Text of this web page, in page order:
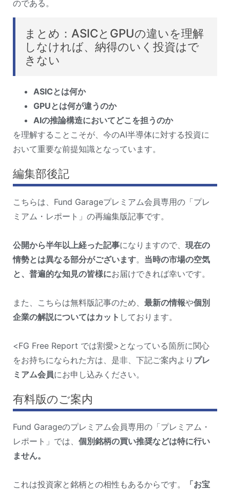
のである。
まとめ：ASICとGPUの違いを理解
しなければ、納得のいく投資はで
きない
ASICとは何か
GPUとは何が違うのか
AIの推論構造においてどこを担うのか
を理解することこそが、今のAI半導体に対する投資に
おいて重要な前提知識となっています。
編集部後記
こちらは、Fund Garageプレミアム会員専用の「プレ
ミアム・レポート」の再編集版記事です。
公開から半年以上経った記事になりますので、 現在の
情勢とは異なる部分がございます。 当時の市場の空気
と、普遍的な知見の皆様にお届けできれば幸いです。
また、こちらは無料版記事のため、 最新の情報や個別
企業の解説についてはカット しております。
<FG Free Report では割愛>となっている箇所に関心
をお持ちになられた方は、是非、下記ご案内より プレ
ミアム会員にお申し込みください。
有料版のご案内
Fund Garageのプレミアム会員専用の「プレミアム・
レポート」では、 個別銘柄の買い推奨などは特に行い
ません。
これは投資家と銘柄との相性もあるからです。
「お宝